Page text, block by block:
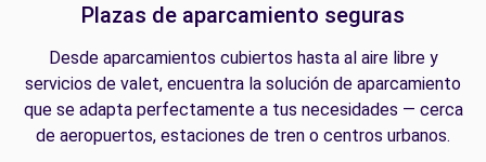
Plazas de aparcamiento seguras
Desde aparcamientos cubiertos hasta al aire libre y
servicios de valet, encuentra la solución de aparcamiento
que se adapta perfectamente a tus necesidades — cerca
de aeropuertos, estaciones de tren o centros urbanos.